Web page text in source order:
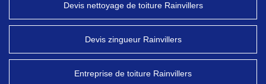
Devis nettoyage de toiture Rainvillers
Devis zingueur Rainvillers
Entreprise de toiture Rainvillers